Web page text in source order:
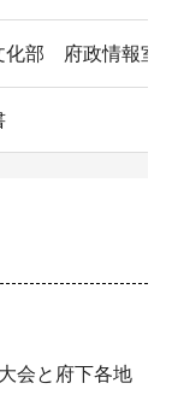
化部 府政情報室
会と府下各地